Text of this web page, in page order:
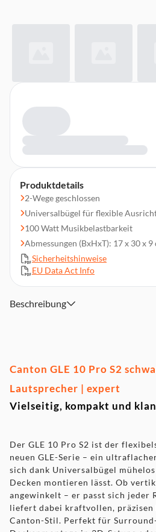
Produktdetails
2-Wege geschlossen
Universalbügel für flexible
100 Watt Musikbelastbarkeit
Abmessungen (BxHxT): 17 x 30 x 9
Sicherheitshinweise
EU Data Act Info
Beschreibung
Canton GLE 10 Pro S2
Lautsprecher | expert
Vielseitig, kompakt und
Der GLE 10 Pro S2 ist der
neuen GLE-Serie – ein
sich dank Universalbügel
Decken montieren lässt. Ob
angewinkelt – er passt sich jeder
liefert dabei kraftvollen, präzisen
Canton-Stil. Perfekt für